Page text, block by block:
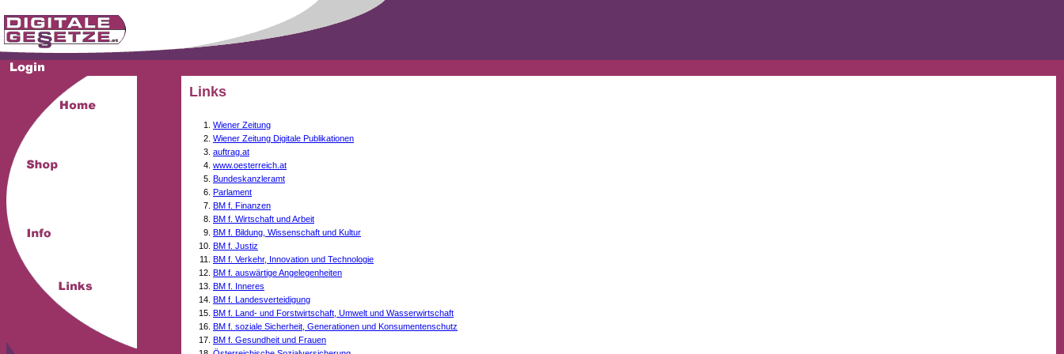
Links
Wiener Zeitung
Wiener Zeitung Digitale Publikationen
auftrag.at
www.oesterreich.at
Bundeskanzleramt
Parlament
BM f. Finanzen
BM f. Wirtschaft und Arbeit
BM f. Bildung, Wissenschaft und Kultur
BM f. Justiz
BM f. Verkehr, Innovation und Technologie
BM f. auswärtige Angelegenheiten
BM f. Inneres
BM f. Landesverteidigung
BM f. Land- und Forstwirtschaft, Umwelt und Wasserwirtschaft
BM f. soziale Sicherheit, Generationen und Konsumentenschutz
BM f. Gesundheit und Frauen